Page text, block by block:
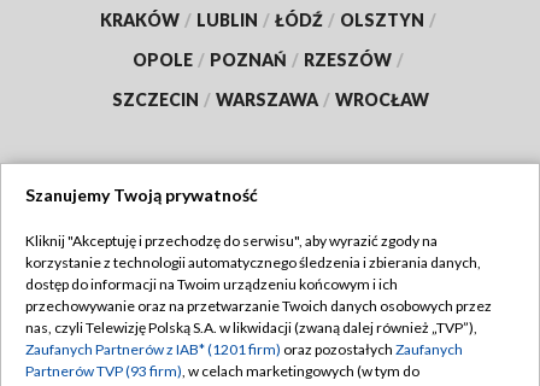
KRAKÓW / LUBLIN / ŁÓDŹ / OLSZTYN /
OPOLE / POZNAŃ / RZESZÓW /
SZCZECIN / WARSZAWA / WROCŁAW
TVP
Abonament TVP
Emisja w TVP
Regulamin TVP
Polityka prywatności
Szanujemy Twoją prywatność
Kliknij "Akceptuję i przechodzę do serwisu", aby wyrazić zgody na
korzystanie z technologii automatycznego śledzenia i zbierania danych,
dostęp do informacji na Twoim urządzeniu końcowym i ich
przechowywanie oraz na przetwarzanie Twoich danych osobowych przez
nas, czyli Telewizję Polską S.A. w likwidacji (zwaną dalej również „TVP”),
Zaufanych Partnerów z IAB* (1201 firm) oraz pozostałych Zaufanych
Partnerów TVP (93 firm), w celach marketingowych (w tym do